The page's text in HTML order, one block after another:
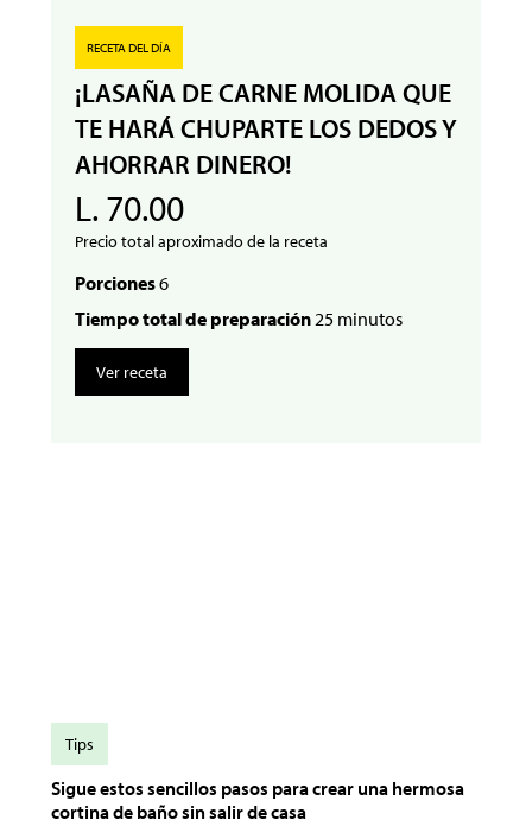
RECETA DEL DÍA
¡LASAÑA DE CARNE MOLIDA QUE
TE HARÁ CHUPARTE LOS DEDOS Y
AHORRAR DINERO!
L. 70.00
Precio total aproximado de la receta
Porciones6
Tiempo total de preparación25 minutos
Ver receta
Sigue estos sencillos pasos para crear una hermosa
cortina de baño sin salir de casa
Tips